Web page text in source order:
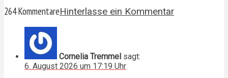
264 KommentareHinterlasse ein Kommentar
Cornelia Tremmel sagt:
6. August 2026 um 17:19 Uhr